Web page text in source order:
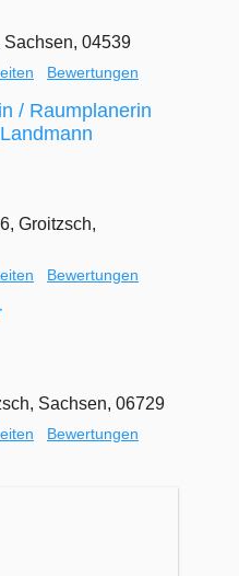
04539
Bewertungen
/ Raumplanerin
Groitzsch,
Bewertungen
Sachsen, 06729
Bewertungen